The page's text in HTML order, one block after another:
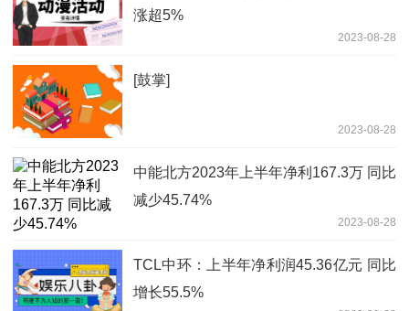
涨超5%
2023-08-28
[鼓掌]
2023-08-28
中能北方2023年上半年净利167.3万 同比
减少45.74%
2023-08-28
TCL中环：上半年净利润45.36亿元 同比
增长55.5%